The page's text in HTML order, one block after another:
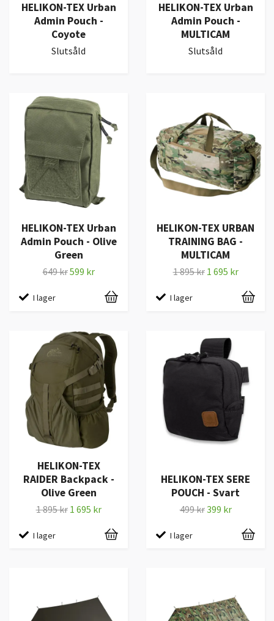
HELIKON-TEX Urban
Admin Pouch -
Coyote
Slutsåld
HELIKON-TEX Urban
Admin Pouch -
MULTICAM
Slutsåld
HELIKON-TEX Urban
Admin Pouch - Olive
Green
649 kr599 kr
I lager
HELIKON-TEX URBAN
TRAINING BAG -
MULTICAM
1 895 kr 1 695 kr
I lager
HELIKON-TEX
RAIDER Backpack -
Olive Green
1 895 kr 1 695 kr
I lager
HELIKON-TEX SERE
POUCH - Svart
499 kr399 kr
I lager